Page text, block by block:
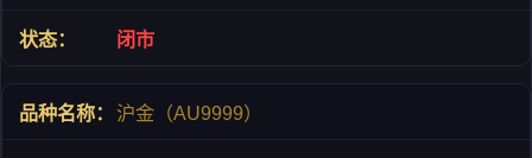
闭市
沪金（AU9999）